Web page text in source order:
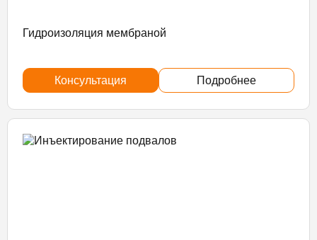
Гидроизоляция мембраной
Консультация Подробнее